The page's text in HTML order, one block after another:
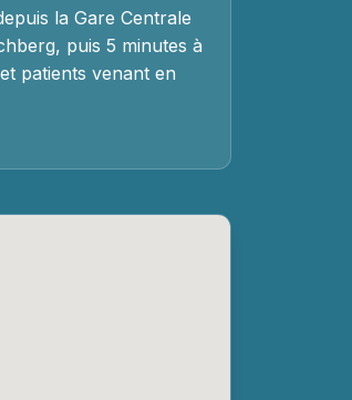
la Gare Centrale
puis 5 minutes à
patients venant en